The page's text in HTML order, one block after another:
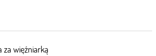
za więźniarką